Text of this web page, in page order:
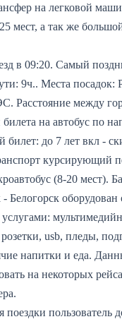
на легковой
мест, а так же
в 09:20. Самый
9ч.. Места посадок:
Расстояние между
на автобус по
билет: до 7 лет вкл -
курсирующий
(8-20 мест).
Белогорск
usb, пледы,
напитки и еда.
на некоторых
поездки пользователь